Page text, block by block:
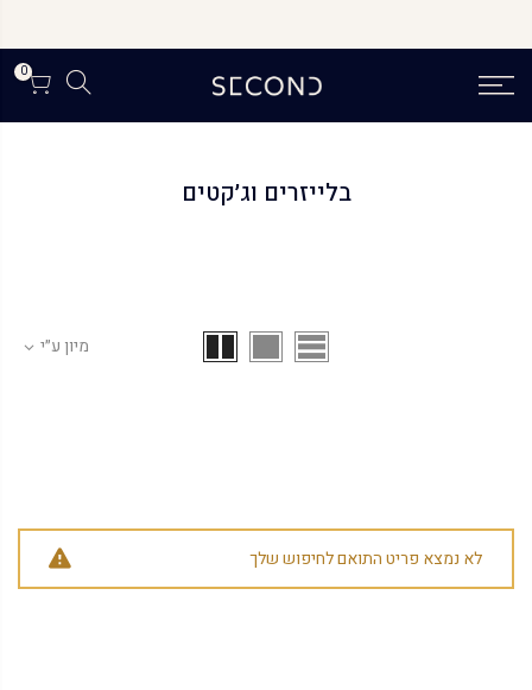
0
בלייזרים וג׳קטים
מיון ע״י
לא נמצא פריט התואם לחיפוש שלך